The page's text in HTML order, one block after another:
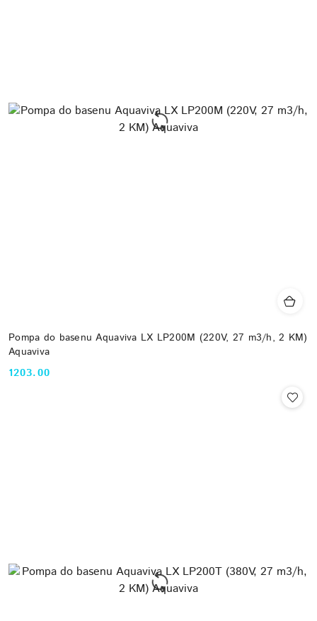
Pompa do basenu Aquaviva LX LP200M (220V, 27 m3/h, 2 KM)
Aquaviva
Cena:
1203.00